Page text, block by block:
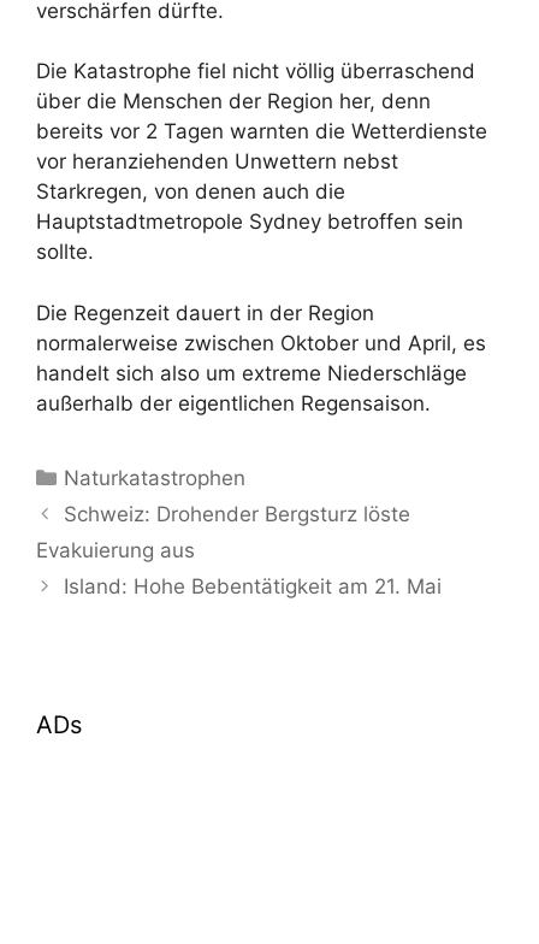
verschärfen dürfte.
Die Katastrophe fiel nicht völlig überraschend
über die Menschen der Region her, denn
bereits vor 2 Tagen warnten die Wetterdienste
vor heranziehenden Unwettern nebst
Starkregen, von denen auch die
Hauptstadtmetropole Sydney betroffen sein
sollte.
Die Regenzeit dauert in der Region
normalerweise zwischen Oktober und April, es
handelt sich also um extreme Niederschläge
außerhalb der eigentlichen Regensaison.
Kategorien
Naturkatastrophen
Schweiz: Drohender Bergsturz löste
Evakuierung aus
Island: Hohe Bebentätigkeit am 21. Mai
ADs